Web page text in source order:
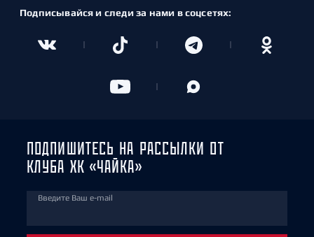
Подписывайся и следи за нами в соцсетях:
ПОДПИШИТЕСЬ НА РАССЫЛКИ ОТ
КЛУБА ХК «ЧАЙКА»
Введите Ваш e-mail